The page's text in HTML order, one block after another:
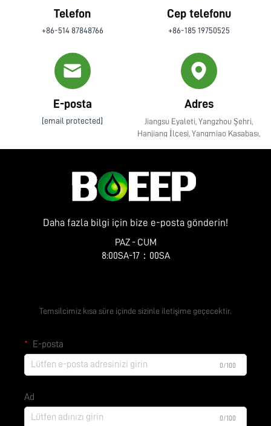
Telefon
+86-514 87848766
Cep telefonu
+86-185 19750525
E-posta
[email protected]
Adres
Jiangsu Eyaleti, Yangzhou Şehri,
Hanjiang İlçesi, Yangmiao Kasabası,
Daha fazla bilgi için bize e-posta gönderin!
PAZ - CUM
8:00SA-17：00SA
Temsilcimiz kısa süre içinde sizinle iletişime geçecektir.
E-posta
0/100
Ad
0/100